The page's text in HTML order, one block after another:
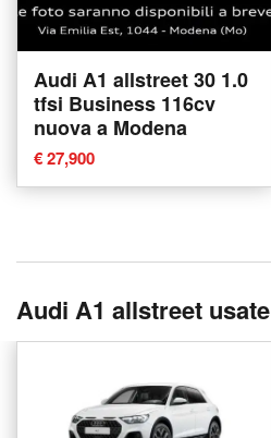
Audi A1 allstreet 30 1.0
tfsi Business 116cv
nuova a Modena
€ 27,900
Audi A1 allstreet usate